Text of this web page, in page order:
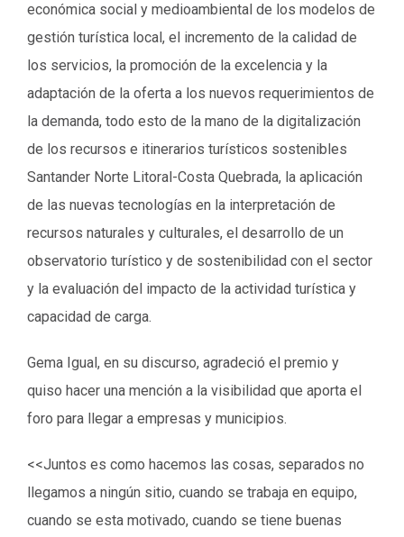
económica social y medioambiental de los modelos de
gestión turística local, el incremento de la calidad de
los servicios, la promoción de la excelencia y la
adaptación de la oferta a los nuevos requerimientos de
la demanda, todo esto de la mano de la digitalización
de los recursos e itinerarios turísticos sostenibles
Santander Norte Litoral-Costa Quebrada, la aplicación
de las nuevas tecnologías en la interpretación de
recursos naturales y culturales, el desarrollo de un
observatorio turístico y de sostenibilidad con el sector
y la evaluación del impacto de la actividad turística y
capacidad de carga.
Gema Igual, en su discurso, agradeció el premio y
quiso hacer una mención a la visibilidad que aporta el
foro para llegar a empresas y municipios.
<<Juntos es como hacemos las cosas, separados no
llegamos a ningún sitio, cuando se trabaja en equipo,
cuando se esta motivado, cuando se tiene buenas